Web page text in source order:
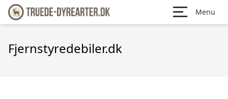
Menu
Fjernstyredebiler.dk